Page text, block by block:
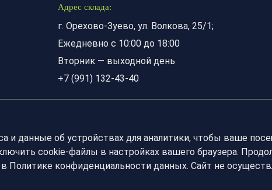
Адрес склада:
г. Орехово-Зуево, ул. Волкова, 25/1;
Ежедневно с 10:00 до 18:00
Вторник — выходной день
+7 (991) 132-43-40
и данные об устройствах для аналитики, чтобы ваше
cookie-файлы в настройках вашего браузера.
Политике конфиденциальности данных. Сайт не